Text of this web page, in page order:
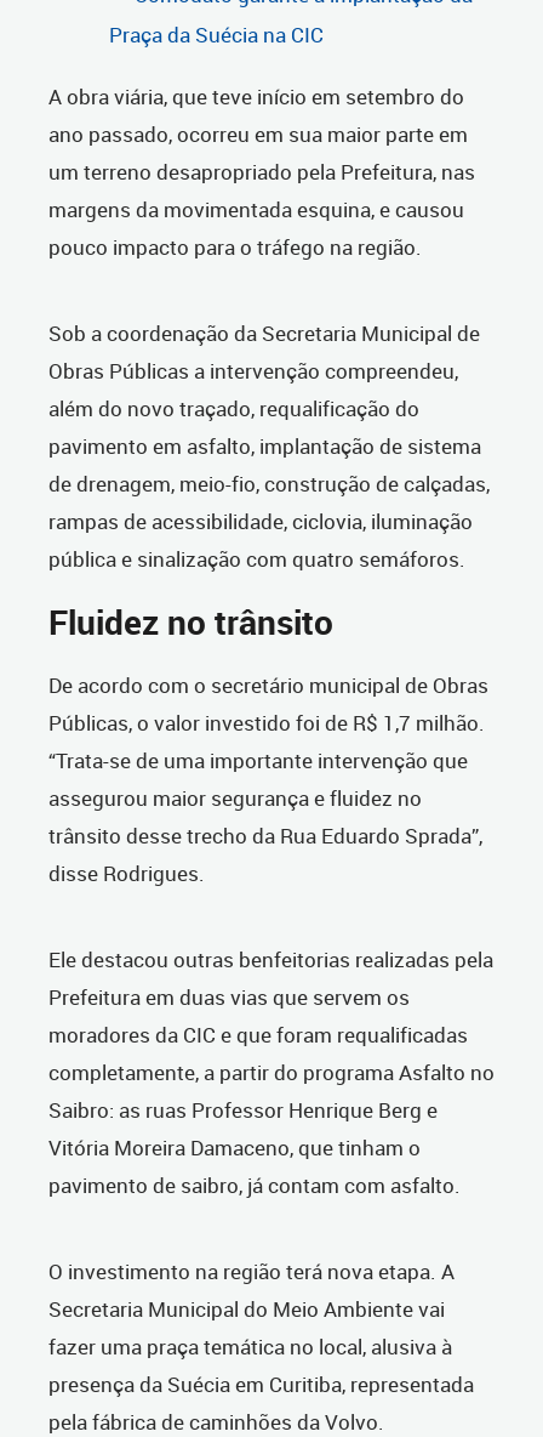
Praça da Suécia na CIC
A obra viária, que teve início em setembro do
ano passado, ocorreu em sua maior parte em
um terreno desapropriado pela Prefeitura, nas
margens da movimentada esquina, e causou
pouco impacto para o tráfego na região.
Sob a coordenação da Secretaria Municipal de
Obras Públicas a intervenção compreendeu,
além do novo traçado, requalificação do
pavimento em asfalto, implantação de sistema
de drenagem, meio-fio, construção de calçadas,
rampas de acessibilidade, ciclovia, iluminação
pública e sinalização com quatro semáforos.
Fluidez no trânsito
De acordo com o secretário municipal de Obras
Públicas, o valor investido foi de R$ 1,7 milhão.
“Trata-se de uma importante intervenção que
assegurou maior segurança e fluidez no
trânsito desse trecho da Rua Eduardo Sprada”,
disse Rodrigues.
Ele destacou outras benfeitorias realizadas pela
Prefeitura em duas vias que servem os
moradores da CIC e que foram requalificadas
completamente, a partir do programa Asfalto no
Saibro: as ruas Professor Henrique Berg e
Vitória Moreira Damaceno, que tinham o
pavimento de saibro, já contam com asfalto.
O investimento na região terá nova etapa. A
Secretaria Municipal do Meio Ambiente vai
fazer uma praça temática no local, alusiva à
presença da Suécia em Curitiba, representada
pela fábrica de caminhões da Volvo.